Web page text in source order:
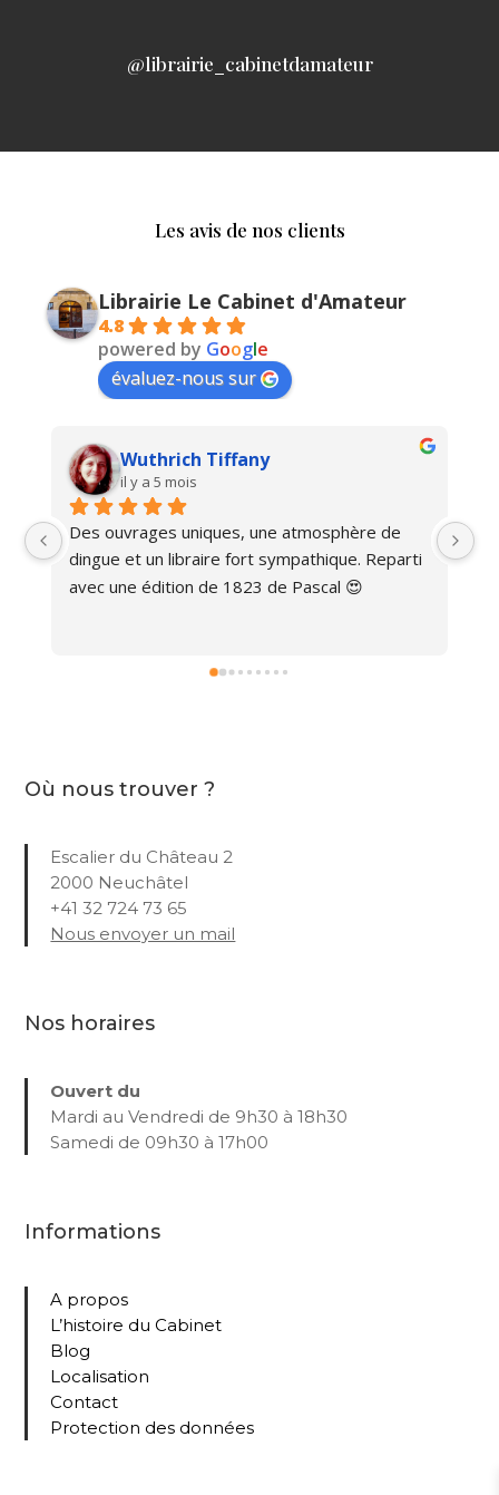
@librairie_cabinetdamateur
Les avis de nos clients
Librairie Le Cabinet d'Amateur
4.8
powered by Google
évaluez-nous sur
Wuthrich Tiffany
il y a 5 mois
Des ouvrages uniques, une atmosphère de
dingue et un libraire fort sympathique. Reparti
avec une édition de 1823 de Pascal 😍
Où nous trouver ?
Escalier du Château 2
2000 Neuchâtel
+41 32 724 73 65
Nous envoyer un mail
Nos horaires
Ouvert du
Mardi au Vendredi de 9h30 à 18h30
Samedi de 09h30 à 17h00
Informations
A propos
L’histoire du Cabinet
Blog
Localisation
Contact
Protection des données